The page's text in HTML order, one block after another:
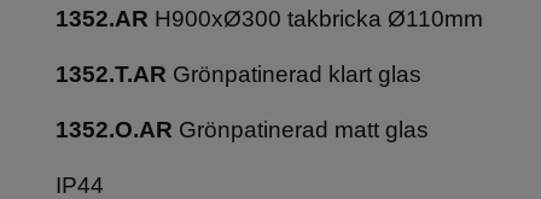
1352.AR H900xØ300 takbricka Ø110mm
1352.T.AR Grönpatinerad klart glas
1352.O.AR Grönpatinerad matt glas
IP44